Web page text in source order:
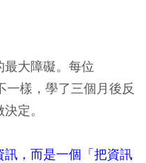
大障礙。每位
一樣，學了三個月後反
定。
，而是一個「把資訊